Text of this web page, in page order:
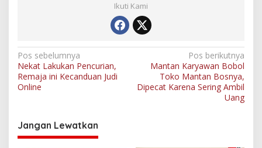
Ikuti Kami
N
a
v
g
a
Pos sebelumnya
Nekat Lakukan Pencurian,
Remaja ini Kecanduan Judi
Online
Pos berikutnya
Mantan Karyawan Bobol
Toko Mantan Bosnya,
Dipecat Karena Sering Ambil
Uang
Jangan Lewatkan